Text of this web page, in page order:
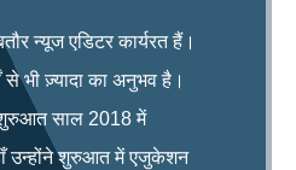
न्यूज एडिटर कार्यरत हैं।
से भी ज़्यादा का अनुभव है।
शुरुआत साल 2018 में
उन्होंने शुरुआत में एजुकेशन